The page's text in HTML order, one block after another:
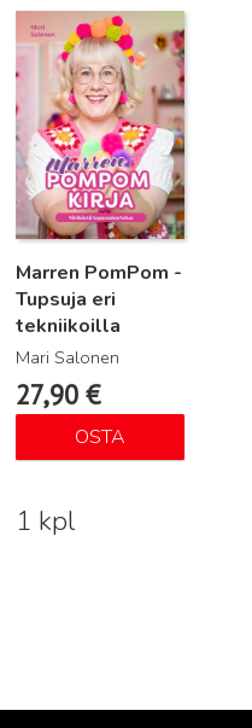
Marren PomPom -
Tupsuja eri
tekniikoilla
Mari Salonen
27,90 €
OSTA
Lue lisää
1 kpl